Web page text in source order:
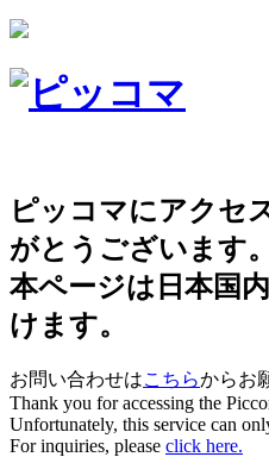
ピッコマにアクセ
がとうございます。
本ページは日本国
けます。
お問い合わせはこちらからお
Thank you for accessing the
Unfortunately, this service can
For inquiries, please click here.